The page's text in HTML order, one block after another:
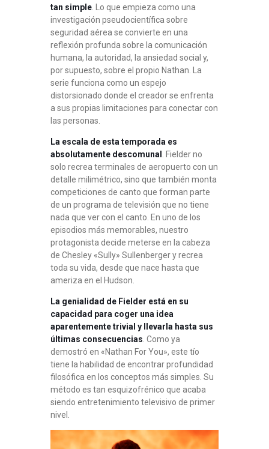
tan simple . Lo que empieza como una
investigación pseudocientífica sobre
seguridad aérea se convierte en una
reflexión profunda sobre la comunicación
humana, la autoridad, la ansiedad social y,
por supuesto, sobre el propio Nathan . La
serie funciona como un espejo
distorsionado donde el creador se enfrenta
a sus propias limitaciones para conectar con
las personas.
La escala de esta temporada es
absolutamente descomunal
. Fielder no
solo recrea terminales de aeropuerto con un
detalle milimétrico, sino que también monta
competiciones de canto que forman parte
de un programa de televisión que no tiene
nada que ver con el canto . En uno de los
episodios más memorables, nuestro
protagonista decide meterse en la cabeza
de Chesley «Sully» Sullenberger y recrea
toda su vida, desde que nace hasta que
ameriza en el Hudson
La genialidad de Fielder está en su
capacidad para coger una idea
aparentemente trivial y llevarla hasta sus
últimas consecuencias . Como ya
demostró en «Nathan For You», este tío
tiene la habilidad de encontrar profundidad
filosófica en los conceptos más simples. Su
método es tan esquizofrénico que acaba
siendo entretenimiento televisivo de primer
nivel.